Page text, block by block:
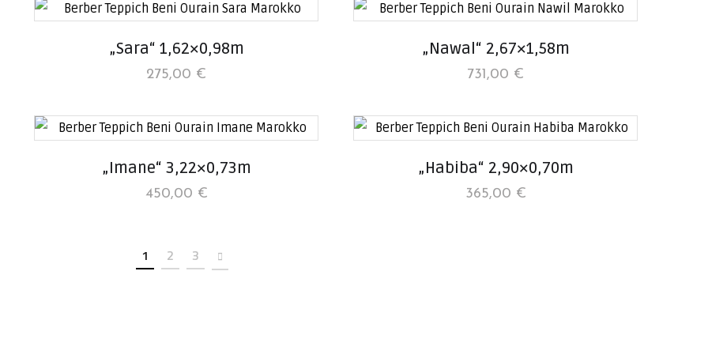
„Sara“ 1,62×0,98m
275,00 €
„Nawal“ 2,67×1,58m
731,00 €
„Imane“ 3,22×0,73m
450,00 €
„Habiba“ 2,90×0,70m
365,00 €
1 2 3